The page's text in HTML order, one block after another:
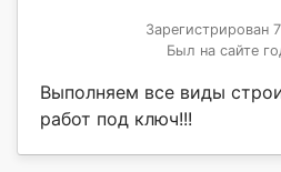
Зарегистрирован
Был на сайте
Выполняем все виды
работ под ключ!!!